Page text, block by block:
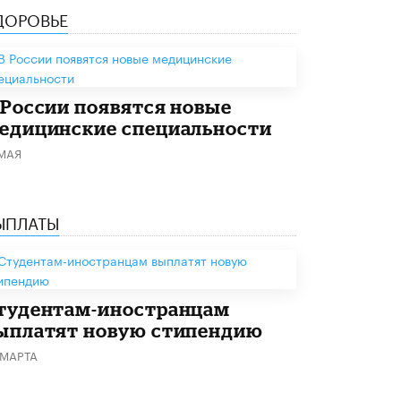
ChatGPT отучит школьников думать
появятся новые
специальности
иностранцам
новую стипендию